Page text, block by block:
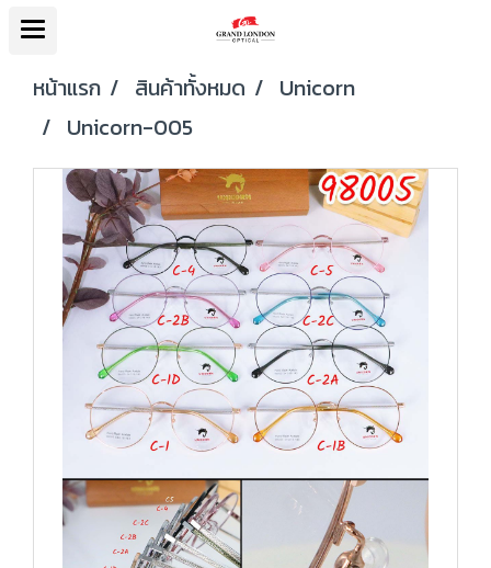
หน้าแรก สินค้าทั้งหมด
Unicorn
Unicorn-005